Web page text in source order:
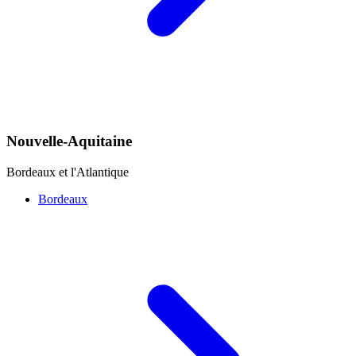
Nouvelle-Aquitaine
Bordeaux et l'Atlantique
Bordeaux